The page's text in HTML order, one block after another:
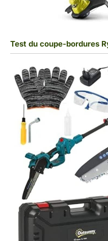
Test du coupe-bordures